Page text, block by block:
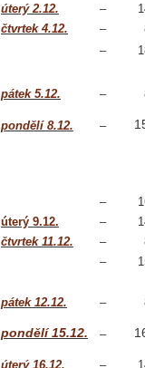
úterý 2.12.
–
čtvrtek 4.12.
–
–
pátek 5.12. –
pondělí 8.12. –
–
úterý 9.12.
–
čtvrtek 11.12.
–
–
pátek 12.12. –
pondělí 15.12. –
úterý 16.12. –